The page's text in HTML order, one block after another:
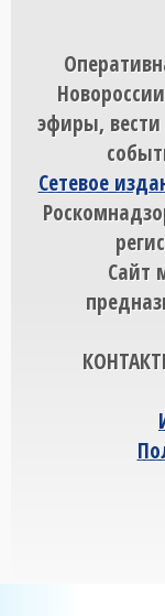
эфиры, вести
Сетевое
Сайт